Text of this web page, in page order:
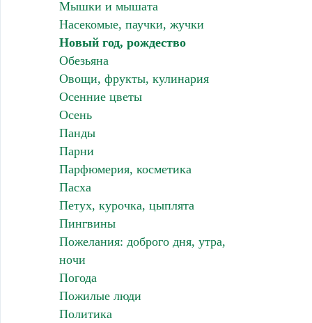
Мышки и мышата
Насекомые, паучки, жучки
Новый год, рождество
Обезьяна
Овощи, фрукты, кулинария
Осенние цветы
Осень
Панды
Парни
Парфюмерия, косметика
Пасха
Петух, курочка, цыплята
Пингвины
Пожелания: доброго дня, утра,
ночи
Погода
Пожилые люди
Политика